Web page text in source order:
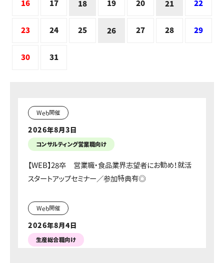
16 17 18 19 20 21 22
23 24 25 26 27 28 29
30 31
Web開催
2026年8月3日
コンサルティング営業職向け
【WEB】28卒 営業職・食品業界志望者にお勧め！就活
スタートアップセミナー／参加特典有◎
Web開催
2026年8月4日
生産総合職向け